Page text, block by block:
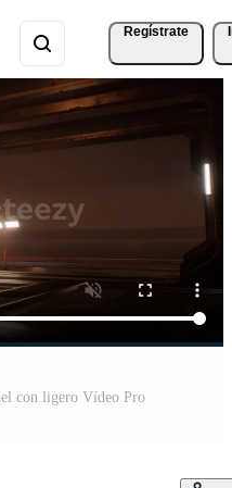
Regístrate
con ligero Vídeo Pro